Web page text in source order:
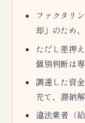
ファクタリ
却」のため
ただし差押
個別判断は
調達した資
充て、滞納
違法業者（